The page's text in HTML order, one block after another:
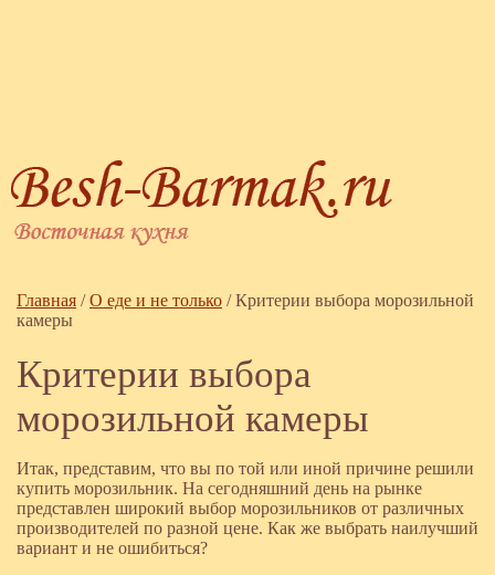
Главная /О еде и не только /Критерии выбора морозильной
камеры
Критерии выбора
морозильной камеры
Итак, представим, что вы по той или иной причине решили
купить морозильник. На сегодняшний день на рынке
представлен широкий выбор морозильников от различных
производителей по разной цене. Как же выбрать наилучший
вариант и не ошибиться?